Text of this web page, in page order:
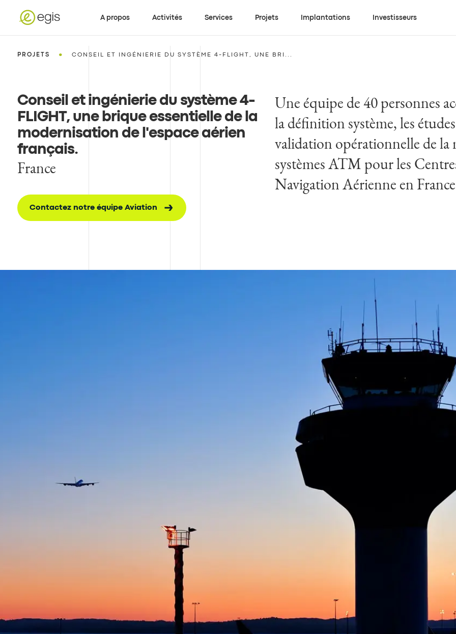
A propos Activités Services Projets Implantations Investisseurs
PROJETS • CONSEIL ET INGÉNIERIE DU SYSTÈME 4-FLIGHT, UNE BRI...
Conseil et ingénierie du système 4-
FLIGHT, une brique essentielle de la
modernisation de l'espace aérien
français.
France
Contactez notre équipe Aviation
Une équipe de 40 personnes
la définition système, les
validation opérationnelle de la
systèmes ATM pour les
Navigation Aérienne en